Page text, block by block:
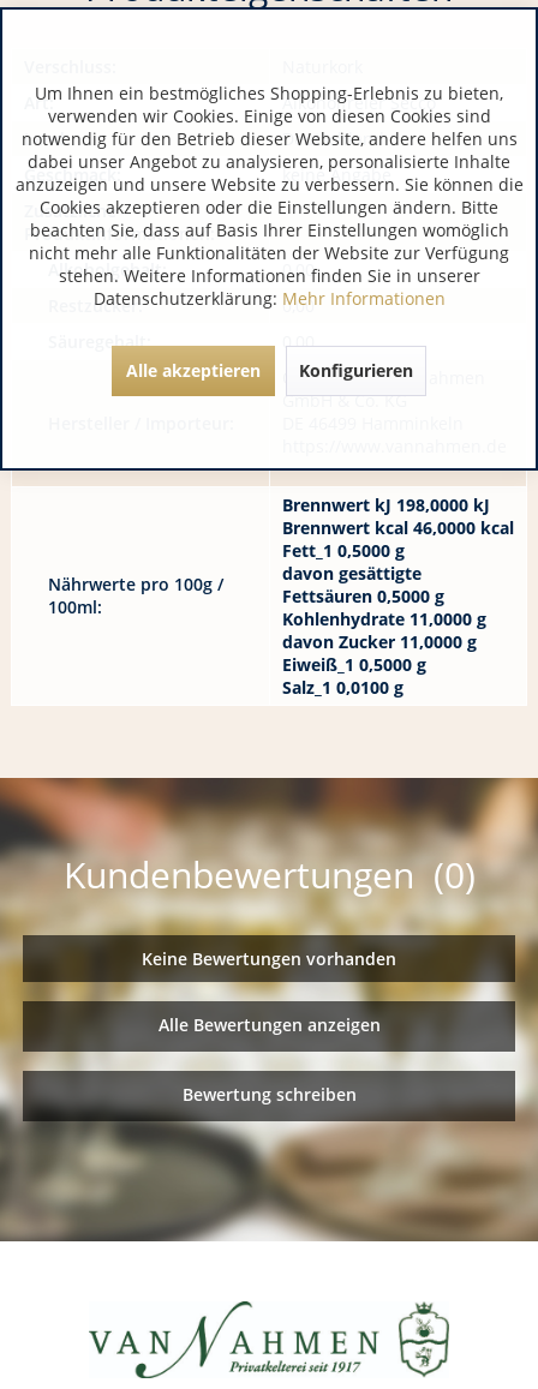
Art:
Alkoholfreier Secco
Land:
Deutschland
Geschmack:
keine Angabe
Zusätzliche
Produktinformationen:
Alkoholgehalt:
0,00
Restzucker:
0,00
Säuregehalt:
0,00
ObstkeltereiVan Nahmen
GmbH & Co. KG
Nährwerte pro 100g /
100ml:
Brennwert kJ 198,0000 kJ
Brennwert kcal 46,0000 kcal
Fett_1 0,5000 g
davon gesättigte
Fettsäuren 0,5000 g
Kohlenhydrate 11,0000 g
davon Zucker 11,0000 g
Eiweiß_1 0,5000 g
Salz_1 0,0100 g
Kundenbewertungen (0)
Keine Bewertungen vorhanden
Alle Bewertungen anzeigen
Bewertung schreiben
Um Ihnen ein bestmögliches Shopping-Erlebnis zu bieten,
verwenden wir Cookies. Einige von diesen Cookies sind
notwendig für den Betrieb dieser Website, andere helfen uns
dabei unser Angebot zu analysieren, personalisierte Inhalte
anzuzeigen und unsere Website zu verbessern. Sie können die
Cookies akzeptieren oder die Einstellungen ändern. Bitte
beachten Sie, dass auf Basis Ihrer Einstellungen womöglich
nicht mehr alle Funktionalitäten der Website zur Verfügung
stehen. Weitere Informationen finden Sie in unserer
Datenschutzerklärung: Mehr Informationen
Alle akzeptieren Konfigurieren